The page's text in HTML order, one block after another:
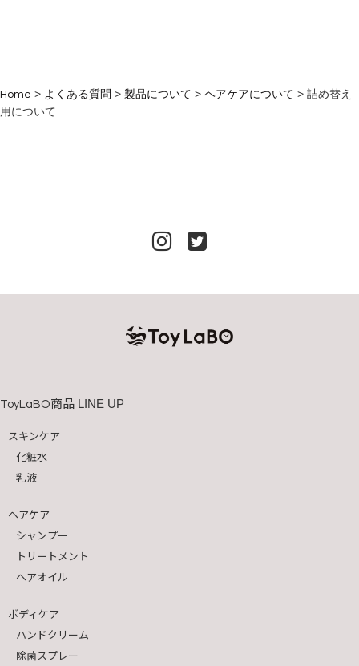
Home > よくある質問 > 製品について > ヘアケアについて > 詰め替え
用について
ToyLaBO商品 LINE UP
スキンケア
化粧水
乳液
ヘアケア
シャンプー
トリートメント
ヘアオイル
ボディケア
ハンドクリーム
除菌スプレー